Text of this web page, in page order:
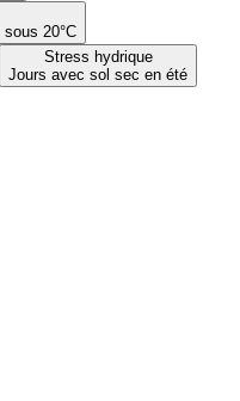
20°C
Stress hydrique
Jours avec sol sec en été